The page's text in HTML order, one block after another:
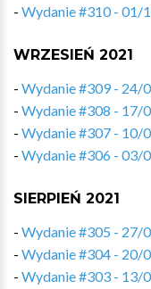
- Wydanie #310 - 01/
WRZESIEŃ 2021
- Wydanie #309 - 24/
- Wydanie #308 - 17/
- Wydanie #307 - 10/
- Wydanie #306 - 03/
SIERPIEŃ 2021
- Wydanie #305 - 27/
- Wydanie #304 - 20/
- Wydanie #303 - 13/